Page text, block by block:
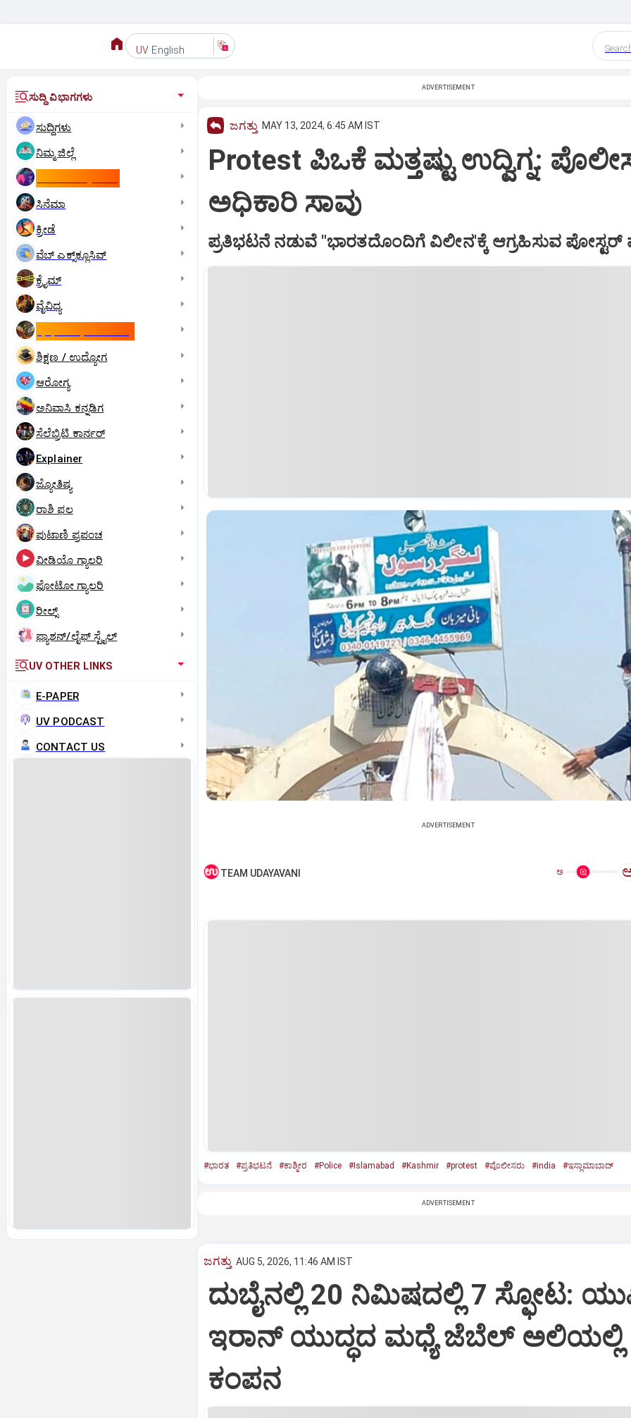
UV English
ಸುದ್ದಿ ವಿಭಾಗಗಳು
ಸುದ್ದಿಗಳು
ನಿಮ್ಮ ಜಿಲ್ಲೆ
ಸಿನೆಮಾ
ಕ್ರೀಡೆ
ವೆಬ್ ಎಕ್ಸ್‌ಕ್ಲೂಸಿವ್
ಕ್ರೈಮ್
ವೈವಿಧ್ಯ
ಶಿಕ್ಷಣ / ಉದ್ಯೋಗ
ಆರೋಗ್ಯ
ಅನಿವಾಸಿ ಕನ್ನಡಿಗ
ಸೆಲೆಬ್ರಿಟಿ ಕಾರ್ನರ್‌
Explainer
ಜ್ಯೋತಿಷ್ಯ
ರಾಶಿ ಫಲ
ಪುಟಾಣಿ ಪ್ರಪಂಚ
ವೀಡಿಯೊ ಗ್ಯಾಲರಿ
ಫೋಟೋ ಗ್ಯಾಲರಿ
ರೀಲ್ಸ್
ಫ್ಯಾಶನ್/ಲೈಫ್‌ ಸ್ಟೈಲ್
UV OTHER LINKS
E-PAPER
UV PODCAST
CONTACT US
ADVERTISEMENT
ಜಗತ್ತು MAY 13, 2024, 6:45 AM IST
Protest ಪಿಒಕೆ ಮತ್ತಷ್ಟು ಉದ್ವಿಗ್ನ:
ಅಧಿಕಾರಿ ಸಾವು
ಪ್ರತಿಭಟನೆ ನಡುವೆ "ಭಾರತದೊಂದಿಗೆ ವಿಲೀನ'ಕ್ಕೆ ಆಗ್ರಹಿಸುವ ಪೋಸ್ಟರ್‌
ADVERTISEMENT
TEAM UDAYAVANI ಅ
#ಭಾರತ #ಪ್ರತಿಭಟನೆ #ಕಾಶ್ಮೀರ #Police #Islamabad #Kashmir #protest #ಪೊಲೀಸರು #india #ಇಸ್ಲಾಮಾಬಾದ್‌
ADVERTISEMENT
ಜಗತ್ತು AUG 5, 2026, 11:46 AM IST
ದುಬೈನಲ್ಲಿ 20 ನಿಮಿಷದಲ್ಲಿ 7 ಸ್ಫೋಟ:
ಇರಾನ್ ಯುದ್ಧದ ಮಧ್ಯೆ ಜೆಬೆಲ್ ಅಲಿಯಲ್ಲಿ
ಕಂಪನ